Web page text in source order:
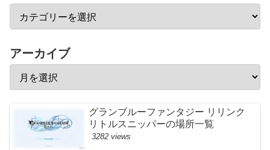
アーカイブ
グランブルーファンタジー リリンク
リトルスニッパーの場所一覧
3282 views